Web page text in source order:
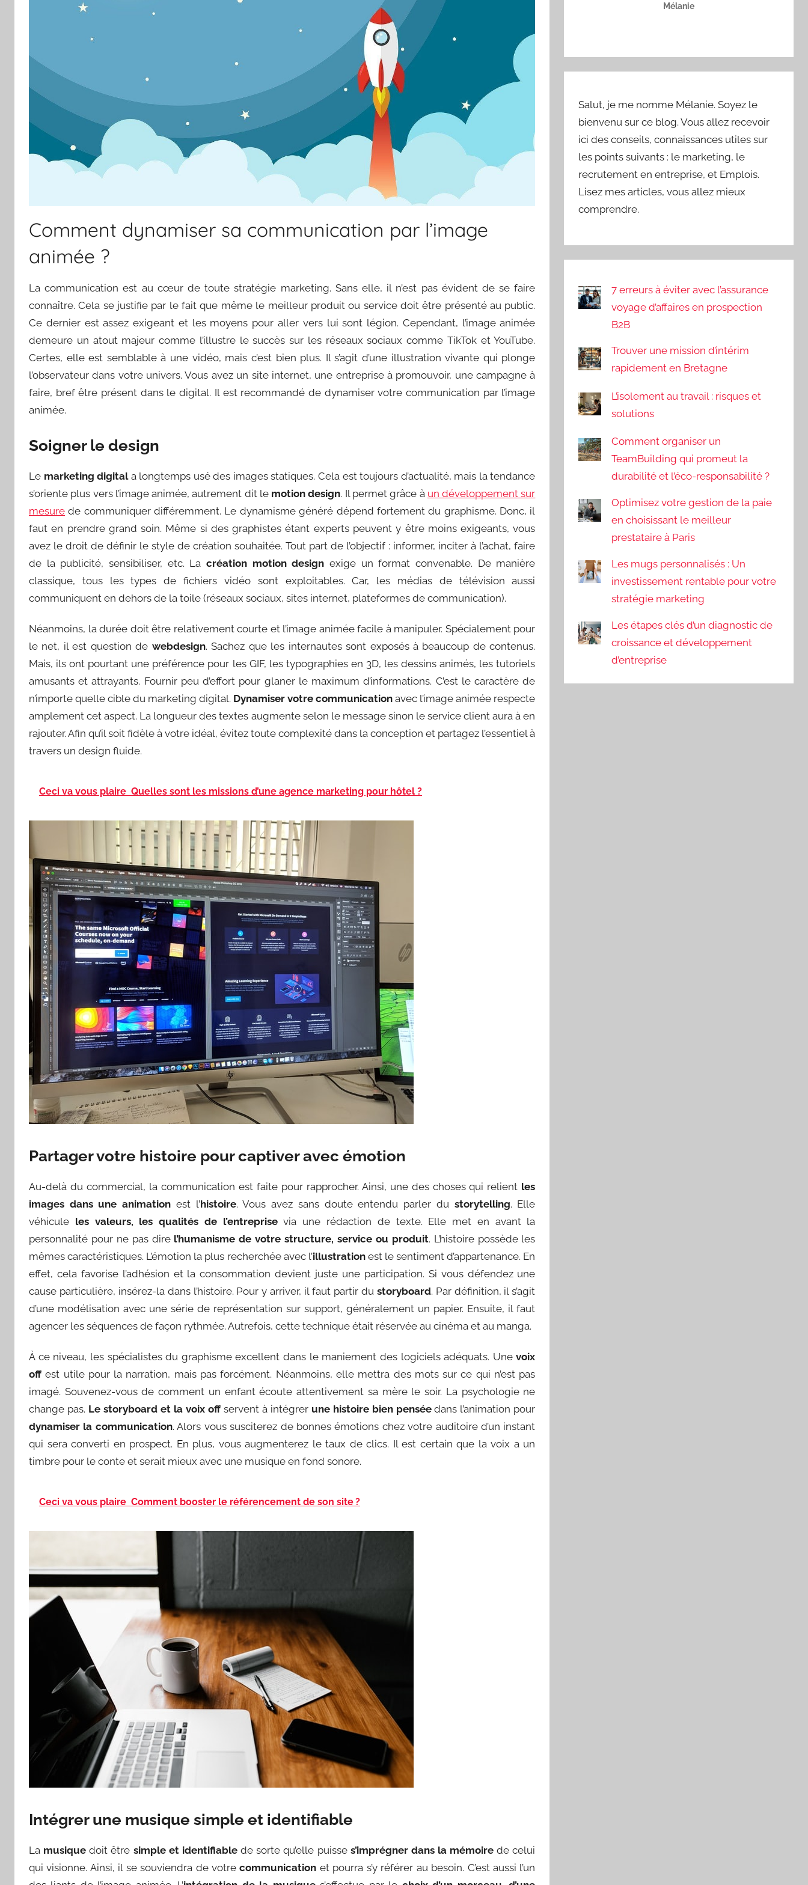
Comment dynamiser sa communication par l’image
animée ?
La communication est au cœur de toute stratégie marketing. Sans elle, il n’est pas évident de se faire
connaître. Cela se justifie par le fait que même le meilleur produit ou service doit être présenté au public.
Ce dernier est assez exigeant et les moyens pour aller vers lui sont légion. Cependant, l’image animée
demeure un atout majeur comme l’illustre le succès sur les réseaux sociaux comme TikTok et YouTube.
Certes, elle est semblable à une vidéo, mais c’est bien plus. Il s’agit d’une illustration vivante qui plonge
l’observateur dans votre univers. Vous avez un site internet, une entreprise à promouvoir, une campagne à
faire, bref être présent dans le digital. Il est recommandé de dynamiser votre communication par l’image
animée.
Soigner le design
Le marketing digitala longtemps usé des images statiques. Cela est toujours d’actualité, mais la tendance
s’oriente plus vers l’image animée, autrement dit le motion design. Il permet grâce à un développement sur
mesure de communiquer différemment. Le dynamisme généré dépend fortement du graphisme. Donc, il
faut en prendre grand soin. Même si des graphistes étant experts peuvent y être moins exigeants, vous
avez le droit de définir le style de création souhaitée. Tout part de l’objectif : informer, inciter à l’achat, faire
de la publicité, sensibiliser, etc. Lacréation motion design exige un format convenable. De manière
classique, tous les types de fichiers vidéo sont exploitables. Car, les médias de télévision aussi
communiquent en dehors de la toile (réseaux sociaux, sites internet, plateformes de communication).
Néanmoins, la durée doit être relativement courte et l’image animée facile à manipuler. Spécialement pour
le net, il est question de webdesign. Sachez que les internautes sont exposés à beaucoup de contenus.
Mais, ils ont pourtant une préférence pour les GIF, les typographies en 3D, les dessins animés, les tutoriels
amusants et attrayants. Fournir peu d’effort pour glaner le maximum d’informations. C’est le caractère de
n’importe quelle cible du marketing digital. Dynamiser votre communication avec l’image animée respecte
amplement cet aspect. La longueur des textes augmente selon le message sinon le service client aura à en
rajouter. Afin qu’il soit fidèle à votre idéal, évitez toute complexité dans la conception et partagez l’essentiel à
travers un design fluide.
Ceci va vous plaire Quelles sont les missions d’une agence marketing pour hôtel ?
Partager votre histoire pour captiver avec émotion
Au-delà du commercial, la communication est faite pour rapprocher. Ainsi, une des choses qui relient les
images dans une animation est l’histoire. Vous avez sans doute entendu parler du storytelling. Elle
véhicule les valeurs, les qualités de l’entreprisevia une rédaction de texte. Elle met en avant la
personnalité pour ne pas dire l’humanisme de votre structure, service ou produit. L’histoire possède les
mêmes caractéristiques. L’émotion la plus recherchée avec l’illustrationest le sentiment d’appartenance. En
effet, cela favorise l’adhésion et la consommation devient juste une participation. Si vous défendez une
cause particulière, insérez-la dans l’histoire. Pour y arriver, il faut partir du storyboard. Par définition, il s’agit
d’une modélisation avec une série de représentation sur support, généralement un papier. Ensuite, il faut
agencer les séquences de façon rythmée. Autrefois, cette technique était réservée au cinéma et au manga.
À ce niveau, les spécialistes du graphisme excellent dans le maniement des logiciels adéquats. Unevoix
off est utile pour la narration, mais pas forcément. Néanmoins, elle mettra des mots sur ce qui n’est pas
imagé. Souvenez-vous de comment un enfant écoute attentivement sa mère le soir. La psychologie ne
change pas. Le storyboard et la voix offservent à intégrer une histoire bien penséedans l’animation pour
dynamiser la communication. Alors vous susciterez de bonnes émotions chez votre auditoire d’un instant
qui sera converti en prospect. En plus, vous augmenterez le taux de clics. Il est certain que la voix a un
timbre pour le conte et serait mieux avec une musique en fond sonore.
Ceci va vous plaire Comment booster le référencement de son site ?
Intégrer une musique simple et identifiable
La musique doit être simple et identifiablede sorte qu’elle puisse s’imprégner dans la mémoire de celui
qui visionne. Ainsi, il se souviendra de votrecommunication et pourra s’y référer au besoin. C’est aussi l’un
Mélanie
Salut, je me nomme Mélanie. Soyez le
bienvenu sur ce blog. Vous allez recevoir
ici des conseils, connaissances utiles sur
les points suivants : le marketing, le
recrutement en entreprise, et Emplois.
Lisez mes articles, vous allez mieux
comprendre.
7 erreurs à éviter avec l’assurance
voyage d’affaires en prospection
B2B
Trouver une mission d’intérim
rapidement en Bretagne
L’isolement au travail : risques et
solutions
Comment organiser un
TeamBuilding qui promeut la
durabilité et l’éco-responsabilité ?
Optimisez votre gestion de la paie
en choisissant le meilleur
prestataire à Paris
Les mugs personnalisés : Un
investissement rentable pour votre
stratégie marketing
Les étapes clés d’un diagnostic de
croissance et développement
d’entreprise